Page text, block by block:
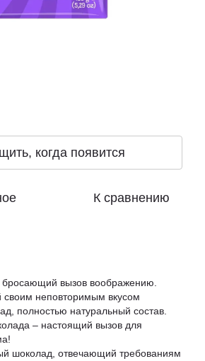
когда появится
К сравнению
вызов воображению.
неповторимым вкусом
полностью натуральный состав.
– настоящий вызов для
шоколад, отвечающий требованиям